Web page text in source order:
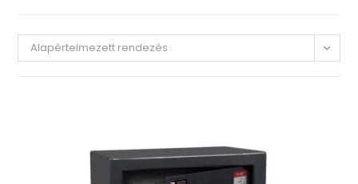
Alapértelmezett rendezés